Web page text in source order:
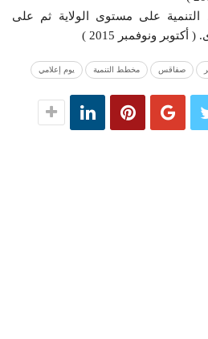
على مستوى الولاية ثم على
ونوفمبر 2015 )
صفاقس مخطط التنمية يوم إعلامي